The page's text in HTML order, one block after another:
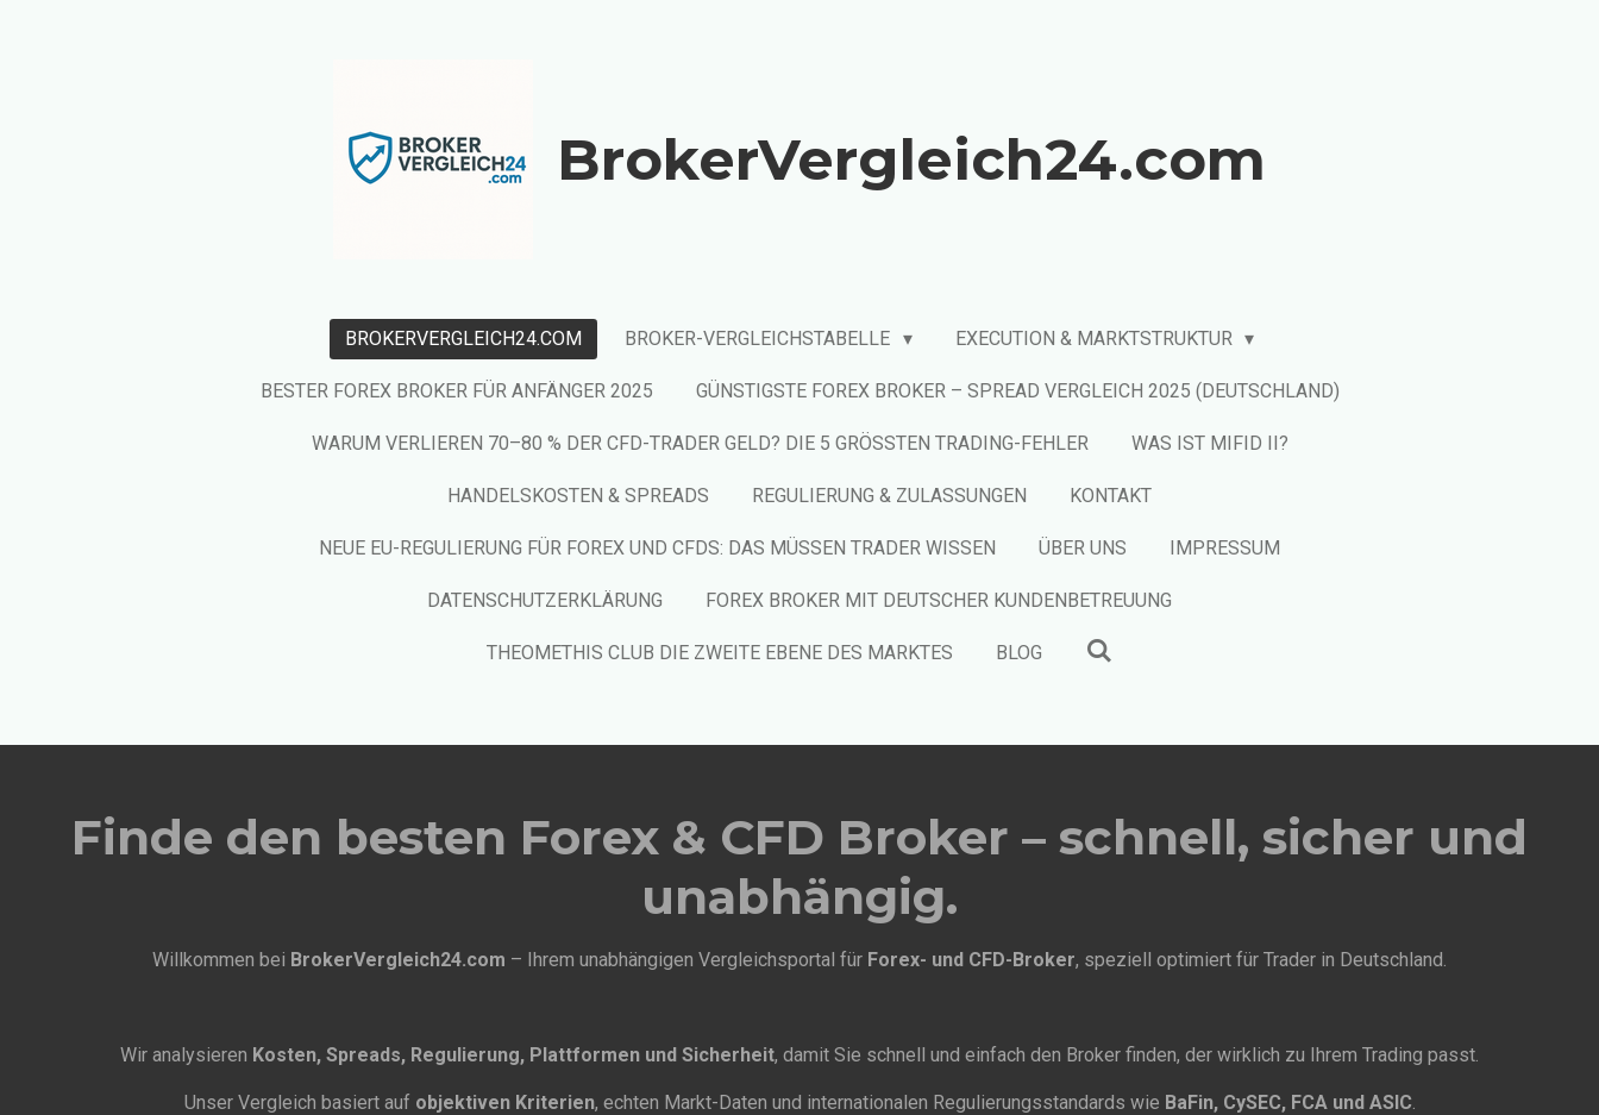
BrokerVergleich24.com
BROKERVERGLEICH24.COM BROKER-VERGLEICHSTABELLE EXECUTION & MARKTSTRUKTUR
BESTER FOREX BROKER FÜR ANFÄNGER 2025 GÜNSTIGSTE FOREX BROKER – SPREAD VERGLEICH 2025 (DEUTSCHLAND)
WARUM VERLIEREN 70–80 % DER CFD-TRADER GELD? DIE 5 GRÖSSTEN TRADING-FEHLER WAS IST MIFID II?
HANDELSKOSTEN & SPREADS REGULIERUNG & ZULASSUNGEN KONTAKT
NEUE EU-REGULIERUNG FÜR FOREX UND CFDS: DAS MÜSSEN TRADER WISSEN ÜBER UNS IMPRESSUM
DATENSCHUTZERKLÄRUNG FOREX BROKER MIT DEUTSCHER KUNDENBETREUUNG
THEOMETHIS CLUB DIE ZWEITE EBENE DES MARKTES BLOG
Finde den besten Forex & CFD Broker – schnell, sicher und
unabhängig.
Willkommen bei BrokerVergleich24.com – Ihrem unabhängigen Vergleichsportal für Forex- und CFD-Broker, speziell optimiert für Trader in Deutschland.
Wir analysieren Kosten, Spreads, Regulierung, Plattformen und Sicherheit, damit Sie schnell und einfach den Broker finden, der wirklich zu Ihrem Trading passt.
Unser Vergleich basiert auf objektiven Kriterien, echten Markt-Daten und internationalen Regulierungsstandards wie BaFin, CySEC, FCA und ASIC